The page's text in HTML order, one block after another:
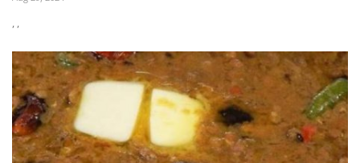
, ,